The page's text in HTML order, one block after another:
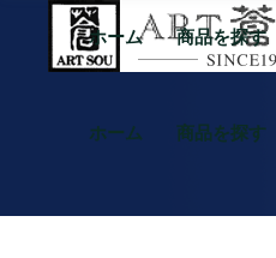
ホーム 商品を探す
ホーム 商品を探す